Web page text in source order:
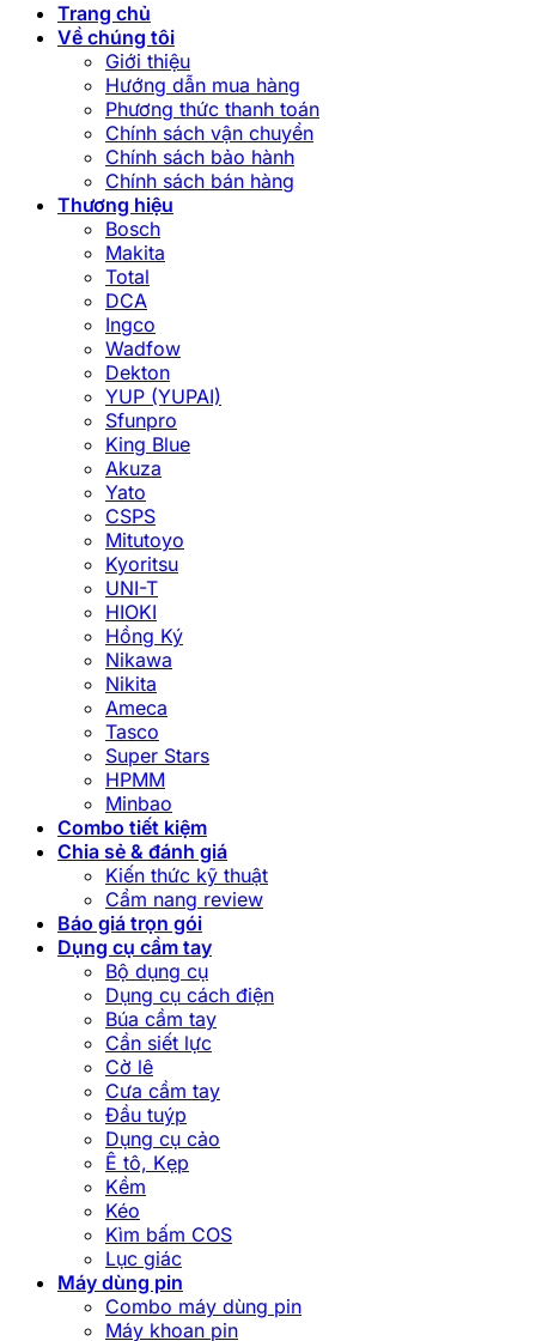
Trang chủ
Về chúng tôi
Giới thiệu
Hướng dẫn mua hàng
Phương thức thanh toán
Chính sách vận chuyển
Chính sách bảo hành
Chính sách bán hàng
Thương hiệu
Bosch
Makita
Total
DCA
Ingco
Wadfow
Dekton
YUP (YUPAI)
Sfunpro
King Blue
Akuza
Yato
CSPS
Mitutoyo
Kyoritsu
UNI-T
HIOKI
Hồng Ký
Nikawa
Nikita
Ameca
Tasco
Super Stars
HPMM
Minbao
Combo tiết kiệm
Chia sẻ & đánh giá
Kiến thức kỹ thuật
Cẩm nang review
Báo giá trọn gói
Dụng cụ cầm tay
Bộ dụng cụ
Dụng cụ cách điện
Búa cầm tay
Cần siết lực
Cờ lê
Cưa cầm tay
Đầu tuýp
Dụng cụ cảo
Ê tô, Kẹp
Kềm
Kéo
Kìm bấm COS
Lục giác
Máy dùng pin
Combo máy dùng pin
Máy khoan pin